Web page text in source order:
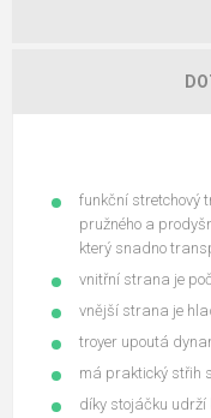
funkční stretchový
pružného a
který snadno
vnitřní strana je
vnější strana je
troyer upoutá
má praktický střih
díky stojáčku udrží